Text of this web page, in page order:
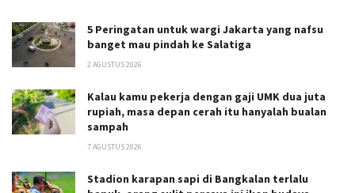
5 Peringatan untuk wargi Jakarta yang nafsu
banget mau pindah ke Salatiga
2 AGUSTUS 2026
Kalau kamu pekerja dengan gaji UMK dua juta
rupiah, masa depan cerah itu hanyalah bualan
sampah
7 AGUSTUS 2026
Stadion karapan sapi di Bangkalan terlalu